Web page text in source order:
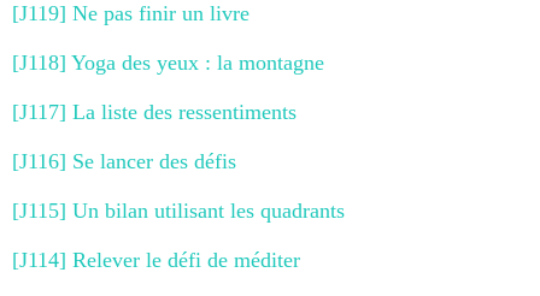
[J119] Ne pas finir un livre
[J118] Yoga des yeux : la montagne
[J117] La liste des ressentiments
[J116] Se lancer des défis
[J115] Un bilan utilisant les quadrants
[J114] Relever le défi de méditer